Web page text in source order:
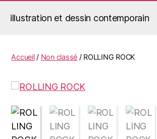
illustration et dessin contemporain
Jérémy Le Corvaisier
Accueil/ Non classé / ROLLING ROCK